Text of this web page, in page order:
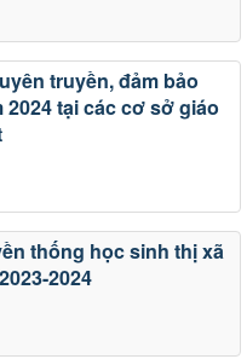
truyền, đảm bảo
tại các cơ sở giáo
thống học sinh thị xã
2024